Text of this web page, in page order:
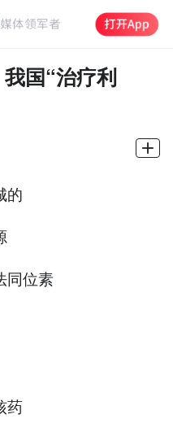
国“治疗利
的
同位素
药